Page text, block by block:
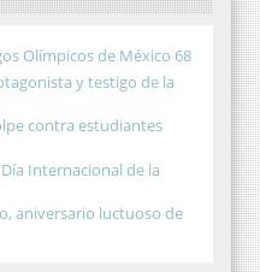
Olímpicos de México 68
y testigo de la
contra estudiantes
Internacional de la
aniversario luctuoso de